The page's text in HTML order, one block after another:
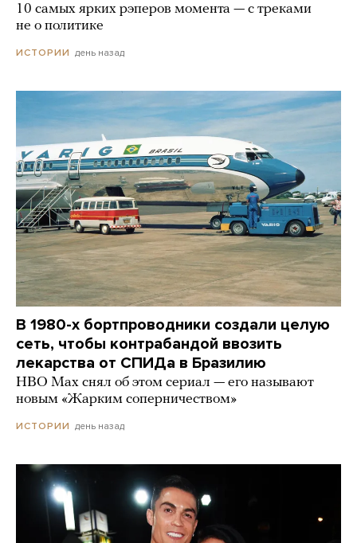
10 самых ярких рэперов момента — с треками
не о политике
ИСТОРИИ день назад
В 1980-х бортпроводники создали целую
сеть, чтобы контрабандой ввозить
лекарства от СПИДа в Бразилию
HBO Max снял об этом сериал — его называют
новым «Жарким соперничеством»
ИСТОРИИ день назад